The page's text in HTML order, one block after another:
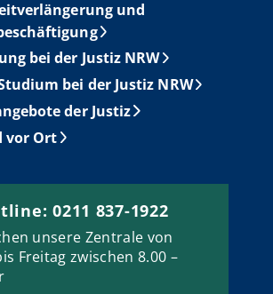
und
bei der Justiz NRW
bei der Justiz NRW
der Justiz
vor Ort
0211 837-1922
unsere Zentrale von
Freitag zwischen 8.00 –